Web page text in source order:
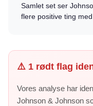
Samlet set ser
flere positive ting
⚠️ 1 rødt flag
Vores analyse har
Johnson & Johnson